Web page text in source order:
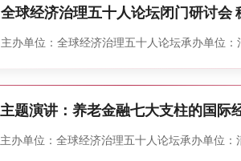
全球经济治理五十人论坛闭门研讨会
主办单位：全球经济治理五十人论坛 承办单位
主题演讲：养老金融七大支柱的国际
主办单位：全球经济治理五十人论坛 承办单位